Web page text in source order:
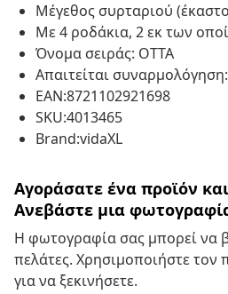
Μέγεθος συρταριού
Με 4 ροδάκια, 2 εκ των
Όνομα σειράς: OTTA
Απαιτείται
EAN:8721102921698
SKU:4013465
Brand:vidaXL
Αγοράσατε ένα προϊόν
Ανεβάστε μια
Η φωτογραφία σας μπορεί να
πελάτες. Χρησιμοποιήστε
για να ξεκινήσετε.